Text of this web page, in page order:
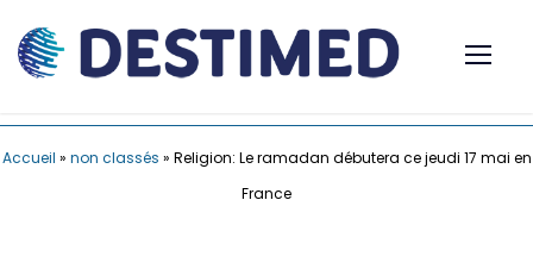
Accueil » non classés » Religion: Le ramadan débutera ce jeudi 17 mai en
France